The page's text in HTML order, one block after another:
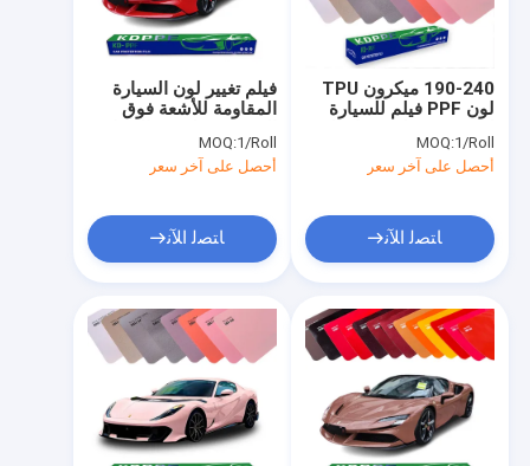
حول بنا
جولة في المعمل
ضبط الجودة
اتصل بنا
طلب اقتباس
فيلم حماية الطلاء اللامع
فيلم حماية الطلاء الملون
فيلم حماية الطلاء غير الملمع
فيلم تغيير لون السيارة
المقاومة للأشعة فوق
الشفاء الذاتي فيلم لف
السيارة الملصق الذاتي
MOQ:1/Roll
أحصل على آخر سعر
ﺎﺘﺼﻟ ﺍﻶﻧ
190-240 ميكرون TPU
لون PPF فيلم للسيارة
هيدروفوبيك سيارة
الفينيل لفيلم
MOQ:1/Roll
أحصل على آخر سعر
ﺎﺘﺼﻟ ﺍﻶﻧ